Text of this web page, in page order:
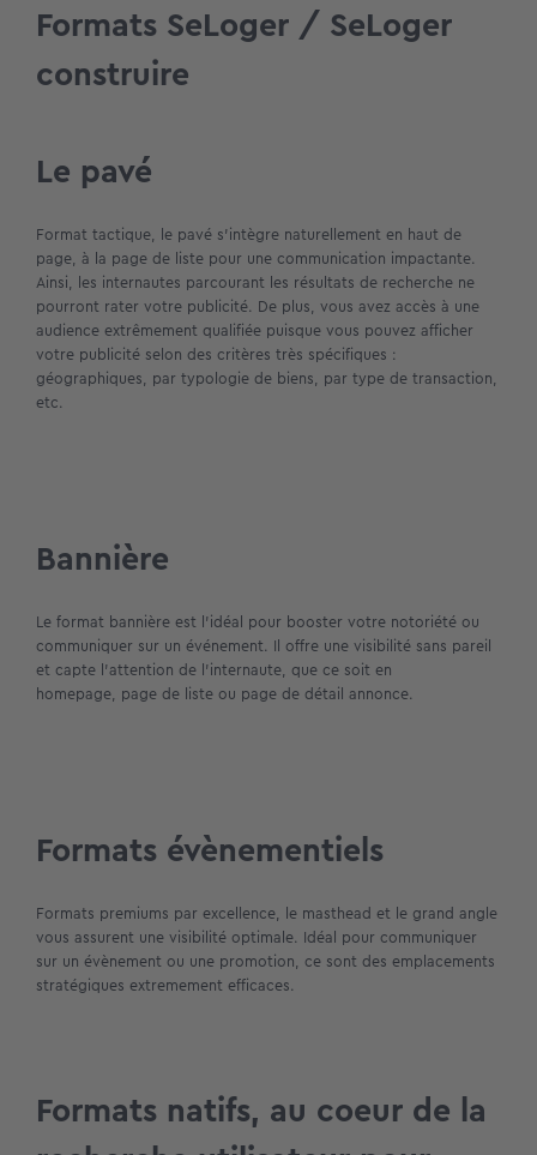
Formats SeLoger / SeLoger
construire
Le pavé
Format tactique, le pavé s’intègre naturellement en haut de
page, à la page de liste pour une communication impactante.
Ainsi, les internautes parcourant les résultats de recherche ne
pourront rater votre publicité. De plus, vous avez accès à une
audience extrêmement qualifiée puisque vous pouvez afficher
votre publicité selon des critères très spécifiques :
géographiques, par typologie de biens, par type de transaction,
etc.
Bannière
Le format bannière est l’idéal pour booster votre notoriété ou
communiquer sur un événement. Il offre une visibilité sans pareil
et capte l’attention de l’internaute, que ce soit en
homepage, page de liste ou page de détail annonce.
Formats évènementiels
Formats premiums par excellence, le masthead et le grand angle
vous assurent une visibilité optimale. Idéal pour communiquer
sur un évènement ou une promotion, ce sont des emplacements
stratégiques extremement efficaces.
Formats natifs, au coeur de la